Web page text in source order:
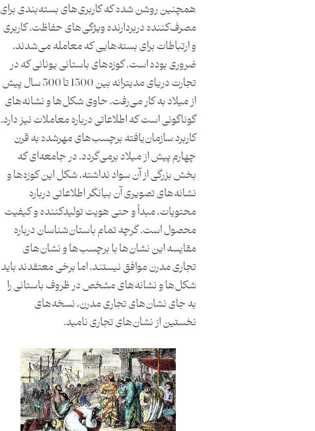
همچنین روشن شده که کاربری‌های بسته‌بندی برای
مصرف‌کننده دربردارنده ویژگی‌های حفاظت، کاربری
و ارتباطات برای بسته‌هایی که معامله می‌شدند،
ضروری بوده است. کوزه‌‌های باستانی یونانی که در
تجارت دریای مدیترانه بین 1500 تا 500 سال پیش
از میلاد به ‌کار می‌رفت، حاوی شکل‌ها و نشانه‌های
گوناگونی است که اطلاعاتی درباره معاملات نیز دارد.
کاربرد سازمان‌یافته برچسب‌های مهرشده به قرن
چهارم پیش از میلاد برمی‌گردد. در جامعه‌ای که
بخش بزرگی از آن سواد نداشته، شکل این کوزه‌ها و
نشانه‌های تصویری آن بیانگر اطلاعاتی درباره
محتویات، مبدأ و حتی هویت تولیدکننده و کیفیت
محصول است. گرچه تمام باستان‌شناسان درباره
مقایسه این نشان‌ها با برچسب‌ها و نشان‌های
تجاری مدرن موافق نیستند، اما برخی معتقدند باید
شکل‌ها و نشانه‌های مشخص در ظروف باستانی را
به جای نشان‌های تجاری مدرن، نسخه‌های
نخستین از نشان‌های تجاری نامید.